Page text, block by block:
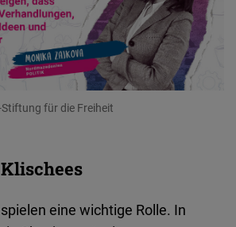
für die Freiheit
eine wichtige Rolle. In